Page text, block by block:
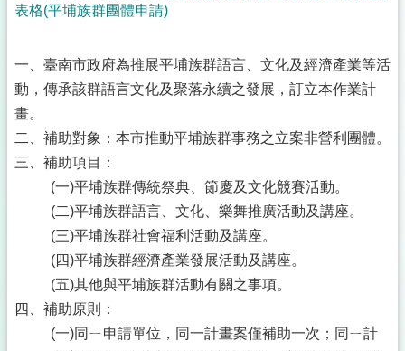
表格(平埔族群團體申請)
一、臺南市政府為推展平埔族群語言、文化及經濟產業等活
動，傳承該群語言文化及聚落永續之發展，訂立本作業計
畫。
二、補助對象：本市推動平埔族群事務之立案非營利團體。
三、補助項目：
(一)平埔族群傳統祭典、節慶及文化競賽活動。
(二)平埔族群語言、文化、樂舞推廣活動及講座。
(三)平埔族群社會福利活動及講座。
(四)平埔族群經濟產業發展活動及講座。
(五)其他與平埔族群活動有關之事項。
四、補助原則：
(一)同ㄧ申請單位，同一計畫案僅補助一次；同ㄧ計